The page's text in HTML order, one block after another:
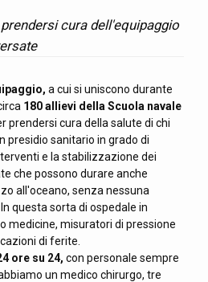
cura dell'equipaggio
a cui si uniscono durante
180 allievi della Scuola navale
prendersi cura della salute di chi
presidio sanitario in grado di
e la stabilizzazione dei
che possono durare anche
all'oceano, senza nessuna
questa sorta di ospedale in
medicine, misuratori di pressione
di ferite.
ore su 24, con personale sempre
un medico chirurgo, tre